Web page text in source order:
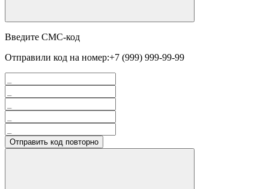
Введите СМС-код
Отправили код на номер:+7 (999) 999-99-99
Отправить код повторно